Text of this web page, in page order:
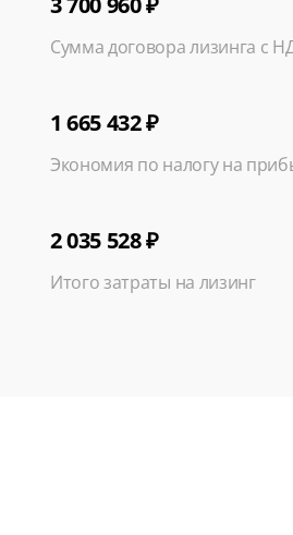
Сумма договора лизинга с
1 665 432 ₽
Экономия по налогу на
2 035 528 ₽
Итого затраты на лизинг